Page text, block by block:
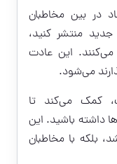
در بین مخاطبان
منتشر کنید،
این عادت
می‌شود.
کمک می‌کند تا
داشته باشید. این
بلکه با مخاطبان